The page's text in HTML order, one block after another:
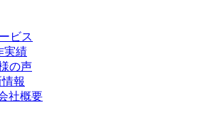
ビス
実績
の声
報
社概要